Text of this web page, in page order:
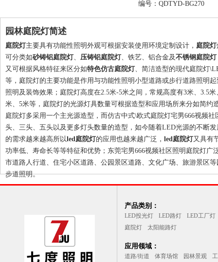
编号：QDTYD-BG270
园林庭院灯简述
庭院灯主要具有功能性照明外观可根据安装使用环境定制设计， 庭院灯
可分类如砂铸铝庭院灯、 压铸铝庭院灯、铁艺、铝合金及不锈钢庭院灯
又可根据风格特征来区分如特色仿古庭院灯、简洁造型的现代庭院灯
等，庭院灯的主要功能是作用与功能性照明小型道路或步行道路照明
照明及装饰效果；庭院灯高度在2.5米-5米之间，常规高度有3米、3.5米
米、5米等，庭院灯的光源灯具数量可根据造型和应用场所来分如简约
庭院灯多采用一个主光源造型，而仿古中式\欧式庭院灯宅男666视频社
头、三头、五头以及更多灯头数量的造型，如今随着LED光源的不断
的需求越来越高所以led庭院灯的应用也越来越广泛， led庭院灯又具有
功率低、寿命长等等特征和优势；东莞宅男666视频社区照明庭院灯广
市道路人行道、住宅小区道路、公园景区道路、文化广场、旅游景区
步道照明。
产品类别：
LED投光灯 LED路灯
LED工厂灯
庭院灯
太阳能路灯
应用领域：
道路/街道 体育场馆 园林景观